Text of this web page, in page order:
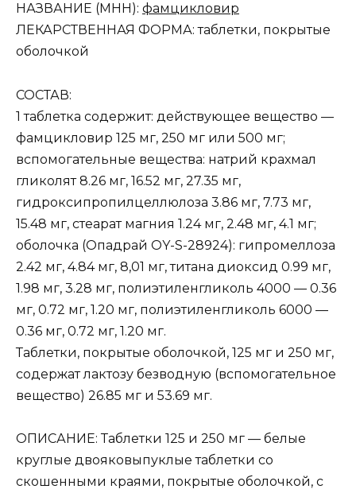
НАЗВАНИЕ (МНН): фамцикловир
ЛЕКАРСТВЕННАЯ ФОРМА: таблетки, покрытые
оболочкой
СОСТАВ:
1 таблетка содержит: действующее вещество —
фамцикловир 125 мг, 250 мг или 500 мг;
вспомогательные вещества: натрий крахмал
гликолят 8.26 мг, 16.52 мг, 27.35 мг,
гидроксипропилцеллюлоза 3.86 мг, 7.73 мг,
15.48 мг, стеарат магния 1.24 мг, 2.48 мг, 4.1 мг;
оболочка (Опадрай OY-S-28924): гипромеллоза
2.42 мг, 4.84 мг, 8,01 мг, титана диоксид 0.99 мг,
1.98 мг, 3.28 мг, полиэтиленгликоль 4000 — 0.36
мг, 0.72 мг, 1.20 мг, полиэтиленгликоль 6000 —
0.36 мг, 0.72 мг, 1.20 мг.
Таблетки, покрытые оболочкой, 125 мг и 250 мг,
содержат лактозу безводную (вспомогательное
вещество) 26.85 мг и 53.69 мг.
ОПИСАНИЕ: Таблетки 125 и 250 мг — белые
круглые двояковыпуклые таблетки со
скошенными краями, покрытые оболочкой, с